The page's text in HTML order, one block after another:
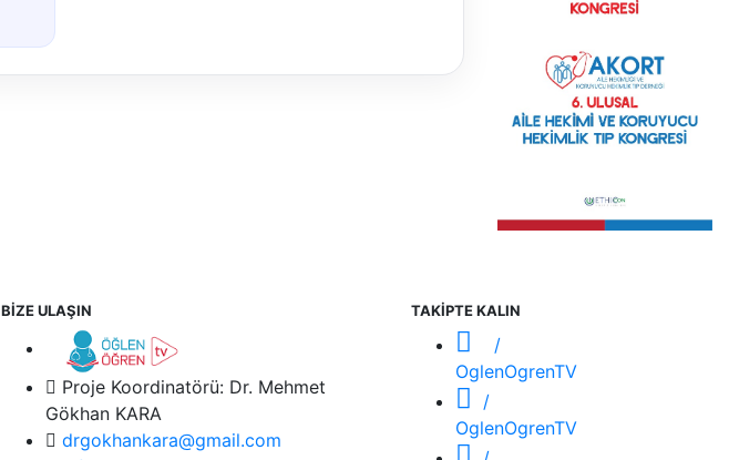
BİZE ULAŞIN
Proje Koordinatörü: Dr. Mehmet
Gökhan KARA
drgokhankara@gmail.com
TAKİPTE KALIN
/
OglenOgrenTV
/
OglenOgrenTV